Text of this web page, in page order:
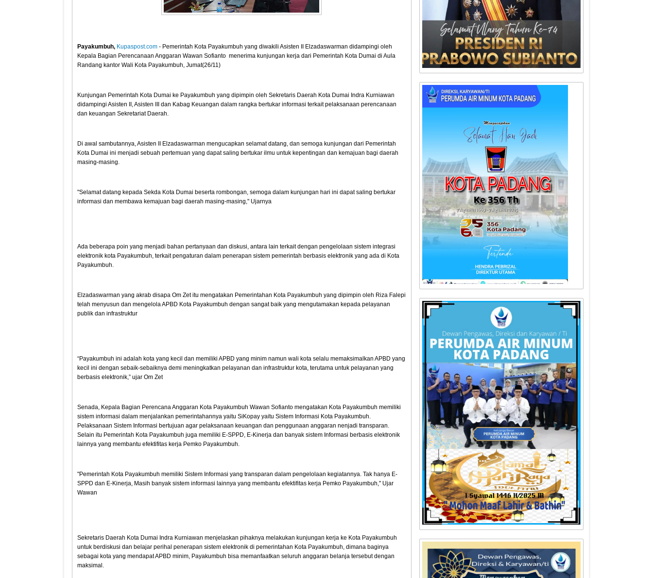
Payakumbuh, Kupaspost.com- Pemerintah Kota Payakumbuh yang diwakili Asisten II Elzadaswarman didampingi oleh
Kepala Bagian Perencanaan Anggaran Wawan Sofianto menerima kunjungan kerja dari Pemerintah Kota Dumai di Aula
Randang kantor Wali Kota Payakumbuh, Jumat(26/11)
Kunjungan Pemerintah Kota Dumai ke Payakumbuh yang dipimpin oleh Sekretaris Daerah Kota Dumai Indra Kurniawan
didampingi Asisten II, Asisten III dan Kabag Keuangan dalam rangka bertukar informasi terkait pelaksanaan perencanaan
dan keuangan Sekretariat Daerah.
Di awal sambutannya, Asisten II Elzadaswarman mengucapkan selamat datang, dan semoga kunjungan dari Pemerintah
Kota Dumai ini menjadi sebuah pertemuan yang dapat saling bertukar ilmu untuk kepentingan dan kemajuan bagi daerah
masing-masing.
"Selamat datang kepada Sekda Kota Dumai beserta rombongan, semoga dalam kunjungan hari ini dapat saling bertukar
informasi dan membawa kemajuan bagi daerah masing-masing," Ujarnya
Ada beberapa poin yang menjadi bahan pertanyaan dan diskusi, antara lain terkait dengan pengelolaan sistem integrasi
elektronik kota Payakumbuh, terkait pengaturan dalam penerapan sistem pemerintah berbasis elektronik yang ada di Kota
Payakumbuh.
Elzadaswarman yang akrab disapa Om Zet itu mengatakan Pemerintahan Kota Payakumbuh yang dipimpin oleh Riza Falepi
telah menyusun dan mengelola APBD Kota Payakumbuh dengan sangat baik yang mengutamakan kepada pelayanan
publik dan infrastruktur
“Payakumbuh ini adalah kota yang kecil dan memiliki APBD yang minim namun wali kota selalu memaksimalkan APBD yang
kecil ini dengan sebaik-sebaiknya demi meningkatkan pelayanan dan infrastruktur kota, terutama untuk pelayanan yang
berbasis elektronik,” ujar Om Zet
Senada, Kepala Bagian Perencana Anggaran Kota Payakumbuh Wawan Sofianto mengatakan Kota Payakumbuh memiliki
sistem informasi dalam menjalankan pemerintahannya yaitu SiKopay yaitu Sistem Informasi Kota Payakumbuh.
Pelaksanaan Sistem Informasi bertujuan agar pelaksanaan keuangan dan penggunaan anggaran nenjadi transparan.
Selain itu Pemerintah Kota Payakumbuh juga memiliki E-SPPD, E-Kinerja dan banyak sistem Informasi berbasis elektronik
lainnya yang membantu efektifitas kerja Pemko Payakumbuh.
"Pemerintah Kota Payakumbuh memiliki Sistem Informasi yang transparan dalam pengelolaan kegiatannya. Tak hanya E-
SPPD dan E-Kinerja, Masih banyak sistem informasi lainnya yang membantu efektifitas kerja Pemko Payakumbuh," Ujar
Wawan
Sekretaris Daerah Kota Dumai Indra Kurniawan menjelaskan pihaknya melakukan kunjungan kerja ke Kota Payakumbuh
untuk berdiskusi dan belajar perihal penerapan sistem elektronik di pemerintahan Kota Payakumbuh, dimana baginya
sebagai kota yang mendapat APBD minim, Payakumbuh bisa memanfaatkan seluruh anggaran belanja tersebut dengan
maksimal.